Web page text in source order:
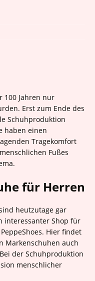
100 Jahren nur
Erst zum Ende des
Schuhproduktion
haben einen
Tragekomfort
Fußes
für Herren
heutzutage gar
interessanter Shop für
Hier findet
Markenschuhen auch
der Schuhproduktion
menschlicher